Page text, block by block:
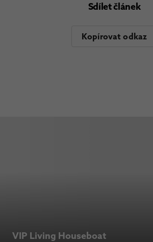
Sdílet článek
Kopírovat odkaz
VIP Living Houseboat